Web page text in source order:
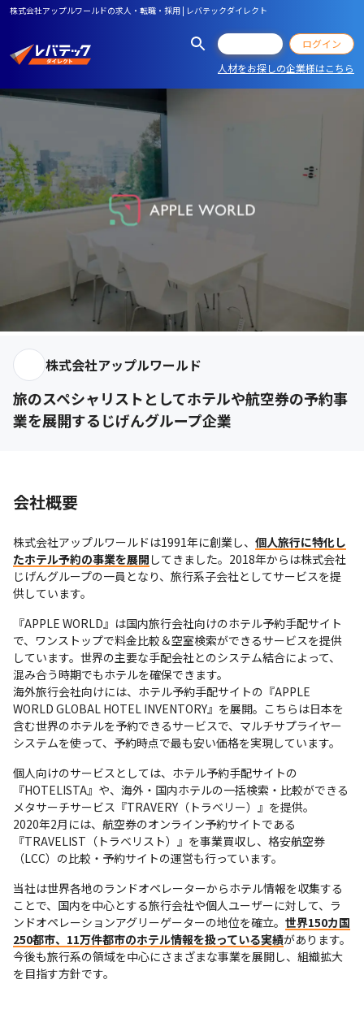
株式会社アップルワールドの求人・転職・採用 | レバテックダイレクト
ログイン
人材をお探しの企業様はこちら
株式会社アップルワールド
旅のスペシャリストとしてホテルや航空券の予約事
業を展開するじげんグループ企業
会社概要
株式会社アップルワールドは1991年に創業し、 個人旅行に特化し
たホテル予約の事業を展開 してきました。2018年からは株式会社
じげんグループの一員となり、旅行系子会社としてサービスを提
供しています。
『APPLE WORLD』は国内旅行会社向けのホテル予約手配サイト
で、ワンストップで料金比較＆空室検索ができるサービスを提供
しています。世界の主要な手配会社とのシステム結合によって、
混み合う時期でもホテルを確保できます。
海外旅行会社向けには、ホテル予約手配サイトの『APPLE
WORLD GLOBAL HOTEL INVENTORY』を展開。こちらは日本を
含む世界のホテルを予約できるサービスで、マルチサプライヤー
システムを使って、予約時点で最も安い価格を実現しています。
個人向けのサービスとしては、ホテル予約手配サイトの
『HOTELISTA』や、海外・国内ホテルの一括検索・比較ができる
メタサーチサービス『TRAVERY（トラベリー）』を提供。
2020年2月には、航空券のオンライン予約サイトである
『TRAVELIST（トラベリスト）』を事業買収し、格安航空券
（LCC）の比較・予約サイトの運営も行っています。
当社は世界各地のランドオペレーターからホテル情報を収集する
ことで、国内を中心とする旅行会社や個人ユーザーに対して、ラ
ンドオペレーションアグリーゲーターの地位を確立。 世界150カ国
250都市、11万件都市のホテル情報を扱っている実績があります。
今後も旅行系の領域を中心にさまざまな事業を展開し、組織拡大
を目指す方針です。